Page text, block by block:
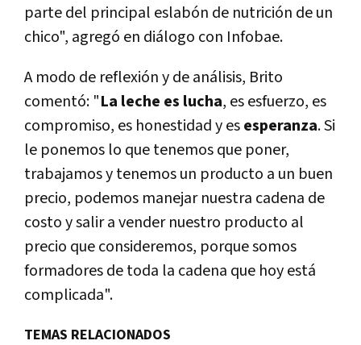
parte del principal eslabón de nutrición de un
chico", agregó en diálogo con Infobae.
A modo de reflexión y de análisis, Brito
comentó: "La leche es lucha, es esfuerzo, es
compromiso, es honestidad y esesperanza. Si
le ponemos lo que tenemos que poner,
trabajamos y tenemos un producto a un buen
precio, podemos manejar nuestra cadena de
costo y salir a vender nuestro producto al
precio que consideremos, porque somos
formadores de toda la cadena que hoy está
complicada".
TEMAS RELACIONADOS